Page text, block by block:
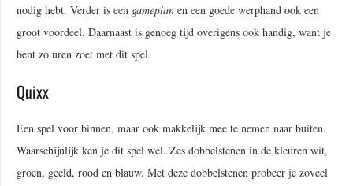
nodig hebt. Verder is een gameplan en een goede werphand ook een
groot voordeel. Daarnaast is genoeg tijd overigens ook handig, want je
bent zo uren zoet met dit spel.
Quixx
Een spel voor binnen, maar ook makkelijk mee te nemen naar buiten.
Waarschijnlijk ken je dit spel wel. Zes dobbelstenen in de kleuren wit,
groen, geeld, rood en blauw. Met deze dobbelstenen probeer je zoveel